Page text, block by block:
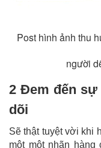
Post hình ảnh thu
người
2 Đem đến
dõi
Sẽ thật tuyệt vời khi
một một nhãn hàng